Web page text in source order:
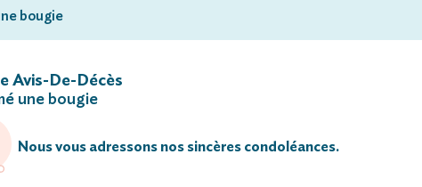
bougie
Avis-De-Décès
une bougie
Nous vous adressons nos sincères condoléances.